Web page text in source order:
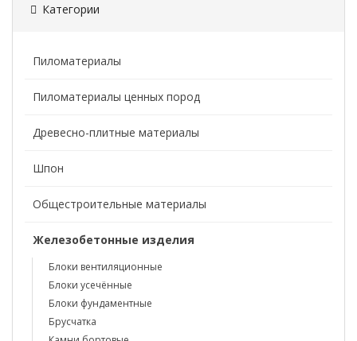
Категории
Пиломатериалы
Пиломатериалы ценных пород
Древесно-плитные материалы
Шпон
Общестроительные материалы
Железобетонные изделия
Блоки вентиляционные
Блоки усечённые
Блоки фундаментные
Брусчатка